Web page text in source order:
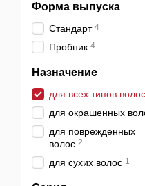
Форма выпуска
Стандарт 4
Пробник 4
Назначение
для всех типов волос
для окрашенных
для поврежденных
волос 2
для сухих волос 1